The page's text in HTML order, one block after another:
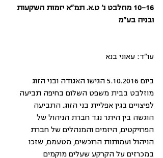
10-16 מוזלבט נ' ט.א. תמ"א יזמות השקעות
ובניה בע"מ
עו"ד: עאוני בנא
ביום 5.10.2016 הגישו האגודה ובני הזוג
מוזלבט בבית משפט השלום בחיפה תביעה
לפיצויים בגין אפליית בני הזוג. התביעה
הוגשה בין היתר נגד חברת הניהול של
הפרויקטים, היזמים והמנהלים של חברת
הניהול ועמותות הרוכשים, מטעמם, שזכו
במכרזים על הקרקע שעלים מוקמים